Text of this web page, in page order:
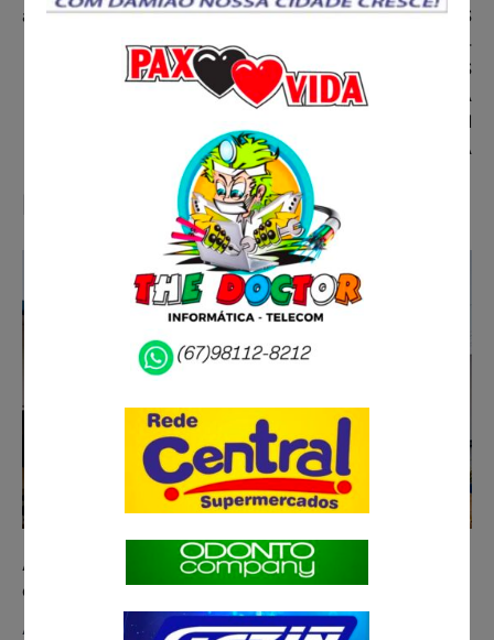
Post
aposentadorias do INSS
KG DE CARNES
CLANDESTINAS E 154
LITROS DE PRODUTOS
IMPRÓPRIOS PARA
CONSUMO EM
PARANAÍBA
Related Posts
APAE realiza 11º Festival de Prêmios com R$ 100 mil
em sorteios neste domingo
A APAE (Associação de Pais e Amigos dos